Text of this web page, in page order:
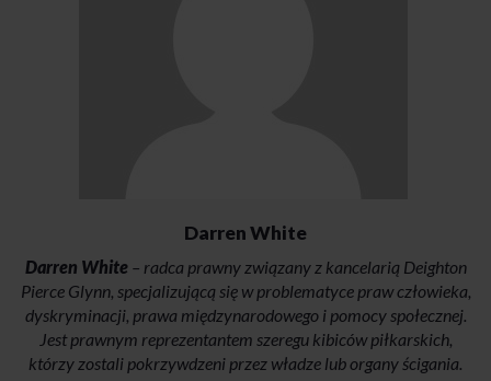
Darren White
Darren White– radca prawny związany z kancelarią Deighton
Pierce Glynn, specjalizującą się w problematyce praw człowieka,
dyskryminacji, prawa międzynarodowego i pomocy społecznej.
Jest prawnym reprezentantem szeregu kibiców piłkarskich,
którzy zostali pokrzywdzeni przez władze lub organy ścigania.